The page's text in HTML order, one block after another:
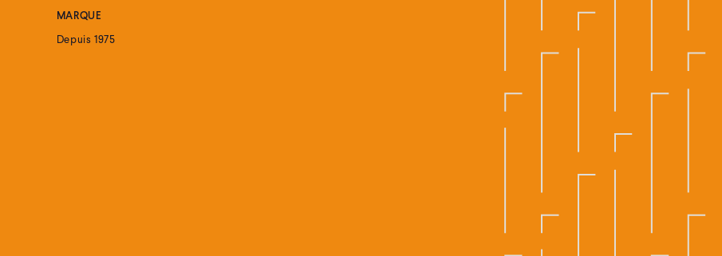
MARQUE
Depuis 1975